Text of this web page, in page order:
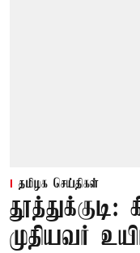
தமிழக செய்திகள்
தூத்துக்குடி:
முதியவர்